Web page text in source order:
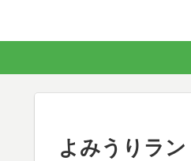
よみうりラ